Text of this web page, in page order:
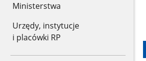
Ministerstwa
Urzędy, instytucje
i placówki RP